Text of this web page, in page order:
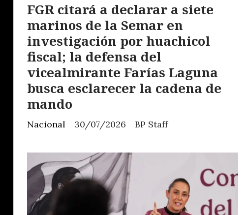
FGR citará a declarar a siete
marinos de la Semar en
investigación por huachicol
fiscal; la defensa del
vicealmirante Farías Laguna
busca esclarecer la cadena de
mando
BP Staff
Nacional 30/07/2026